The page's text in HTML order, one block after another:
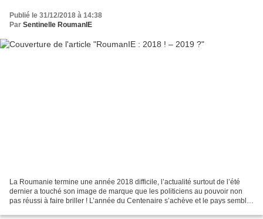
Publié le 31/12/2018 à 14:38
Par Sentinelle RoumanIE
La Roumanie termine une année 2018 difficile, l’actualité surtout de l’été
dernier a touché son image de marque que les politiciens au pouvoir non
pas réussi à faire briller ! L’année du Centenaire s’achève et le pays semble